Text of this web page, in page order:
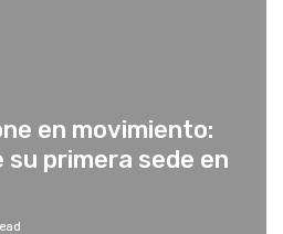
en movimiento:
primera sede en